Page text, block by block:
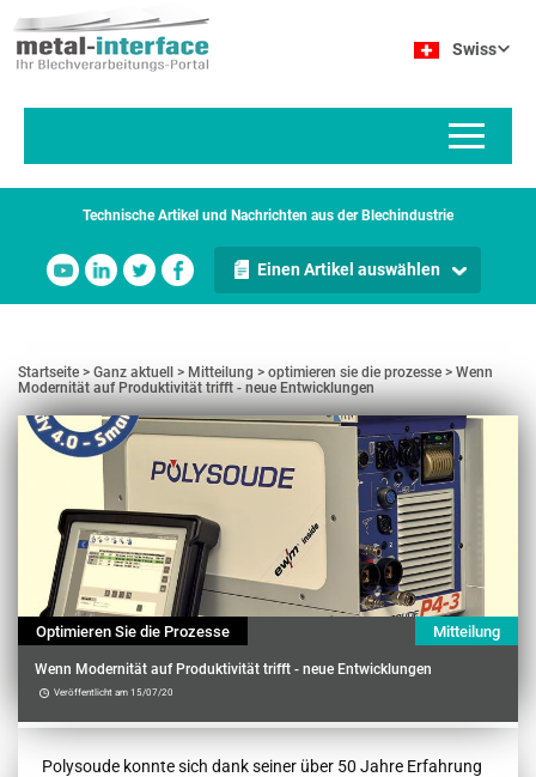
zum
Inhalt
Swiss
Technische Artikel und Nachrichten aus der Blechindustrie
Einen Artikel auswählen
Startseite Ganz aktuell Mitteilung optimieren sie die prozesse
Wenn
Modernität auf Produktivität trifft - neue Entwicklungen
Optimieren Sie die Prozesse Mitteilung
Wenn Modernität auf Produktivität trifft - neue Entwicklungen
Veröffentlicht am 15/07/20
Contenu
Polysoude konnte sich dank seiner über 50 Jahre Erfahrung